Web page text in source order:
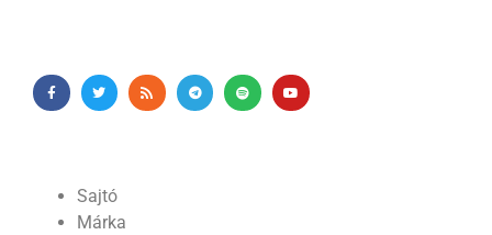
Sajtó
Márka